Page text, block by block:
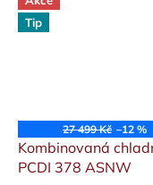
Tip
27 499 Kč –12 %
Kombinovaná
PCDI 378 ASNW